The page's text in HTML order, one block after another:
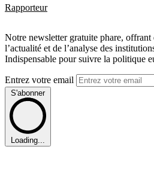
Rapporteur
Notre newsletter gratuite phare, offrant
l’actualité et de l’analyse des
Indispensable pour suivre la politique
Entrez votre email
S'abonner
Loading...